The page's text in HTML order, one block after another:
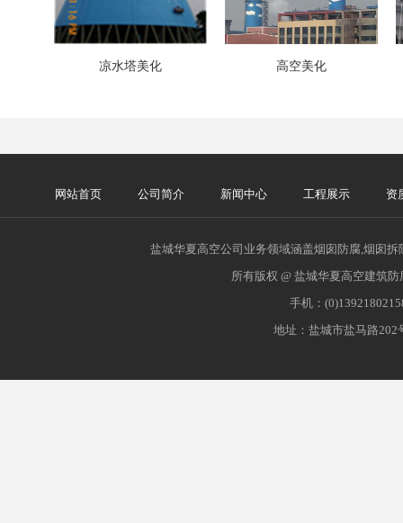
凉水塔美化 高空美化
网站首页 公司简介 新闻中心 工程展示 资
盐城华夏高空公司业务领域涵盖烟囱防腐,烟囱
所有版权 @ 盐城华夏高空建筑
手机：
地址：盐城市盐马路202